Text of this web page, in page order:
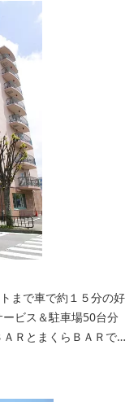
まで車で約１５分の好
ビス＆駐車場50台分
ＲとまくらＢＡＲで快